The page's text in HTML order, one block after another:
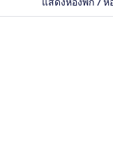
ทำงาน, พื้นที่ทำงานแบบใช้
ห้องซิงเกิล | เครื่อง